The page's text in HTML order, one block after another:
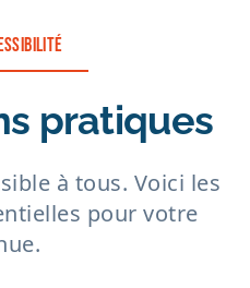
pratiques
à tous. Voici les
pour votre